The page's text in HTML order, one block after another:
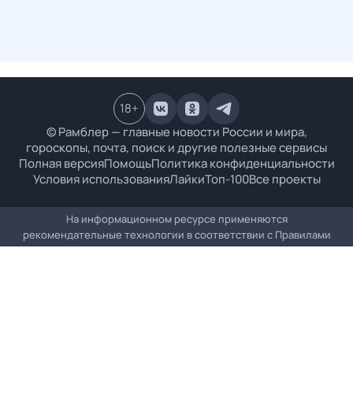
© Рамблер — главные новости России и мира,
гороскопы, почта, поиск и другие полезные сервисы
Полная версияПомощьПолитика конфиденциальности
Условия использованияЛайкиТоп-100Все проекты
18+
На информационном ресурсе применяются
рекомендательные технологии в соответствии с Правилами